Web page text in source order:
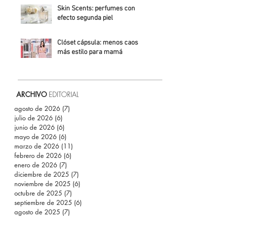
Skin Scents: perfumes con
efecto segunda piel
Clóset cápsula: menos caos,
más estilo para mamá
ARCHIVO EDITORIAL
agosto de 2026 (7)
julio de 2026 (6)
junio de 2026 (6)
mayo de 2026 (6)
marzo de 2026 (11)
febrero de 2026 (6)
enero de 2026 (7)
diciembre de 2025 (7)
noviembre de 2025 (6)
octubre de 2025 (7)
septiembre de 2025 (6)
agosto de 2025 (7)